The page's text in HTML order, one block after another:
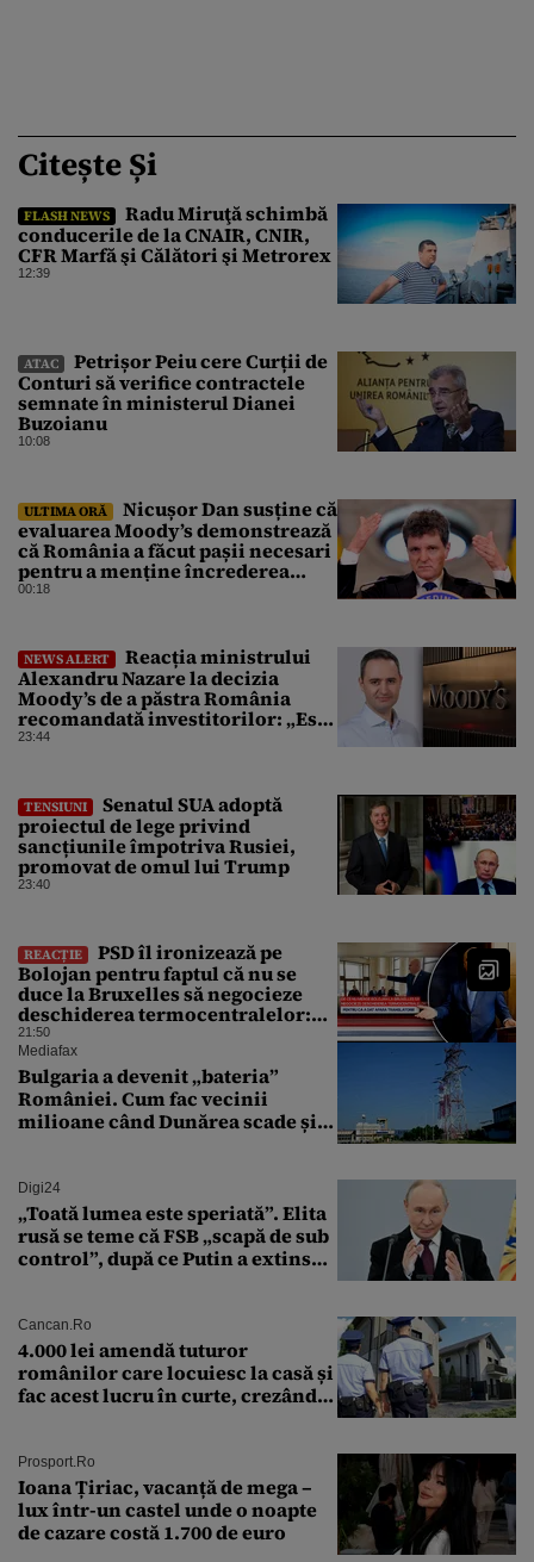
Citește Și
FLASH NEWS
Radu Miruţă schimbă
conducerile de la CNAIR, CNIR,
CFR Marfă şi Călători şi Metrorex
12:39
ATAC
Petrișor Peiu cere Curții de
Conturi să verifice contractele
semnate în ministerul Dianei
Buzoianu
10:08
ULTIMA ORĂ
Nicușor Dan susține că
evaluarea Moody’s demonstrează
că România a făcut pașii necesari
pentru a menține încrederea
investitorilor: „Totuși,
00:18
NEWS ALERT
Reacția ministrului
Alexandru Nazare la decizia
Moody’s de a păstra România
recomandată investitorilor: „Este
un răgaz, dar în niciun caz un
23:44
TENSIUNI
Senatul SUA adoptă
proiectul de lege privind
sancțiunile împotriva Rusiei,
promovat de omul lui Trump
23:40
REACȚIE
PSD îl ironizează pe
Bolojan pentru faptul că nu se
duce la Bruxelles să negocieze
deschiderea termocentralelor:
„Pentru că a dat afară
translatorii”
21:50
Mediafax
Bulgaria a devenit „bateria”
României. Cum fac vecinii
milioane când Dunărea scade și
Digi24
„Toată lumea este speriată”. Elita
rusă se teme că FSB „scapă de sub
control”, după ce Putin a extins
Cancan.ro
4.000 lei amendă tuturor
românilor care locuiesc la casă și
fac acest lucru în curte, crezând
Prosport.ro
Ioana Țiriac, vacanță de mega –
lux într-un castel unde o noapte
de cazare costă 1.700 de euro